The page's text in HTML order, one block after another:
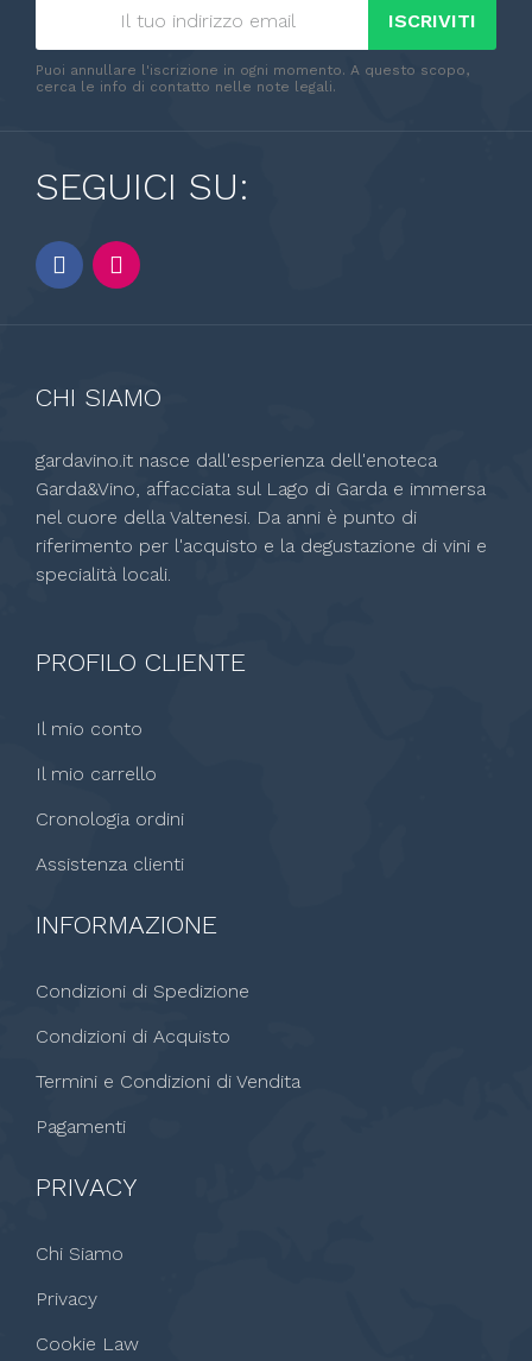
ISCRIVITI
Puoi annullare l'iscrizione in ogni momento. A questo scopo,
cerca le info di contatto nelle note legali.
SEGUICI SU:
CHI SIAMO
gardavino.it nasce dall'esperienza dell'enoteca
Garda&Vino, affacciata sul Lago di Garda e immersa
nel cuore della Valtenesi. Da anni è punto di
riferimento per l'acquisto e la degustazione di vini e
specialità locali.
PROFILO CLIENTE
Il mio conto
Il mio carrello
Cronologia ordini
Assistenza clienti
INFORMAZIONE
Condizioni di Spedizione
Condizioni di Acquisto
Termini e Condizioni di Vendita
Pagamenti
PRIVACY
Chi Siamo
Privacy
Cookie Law